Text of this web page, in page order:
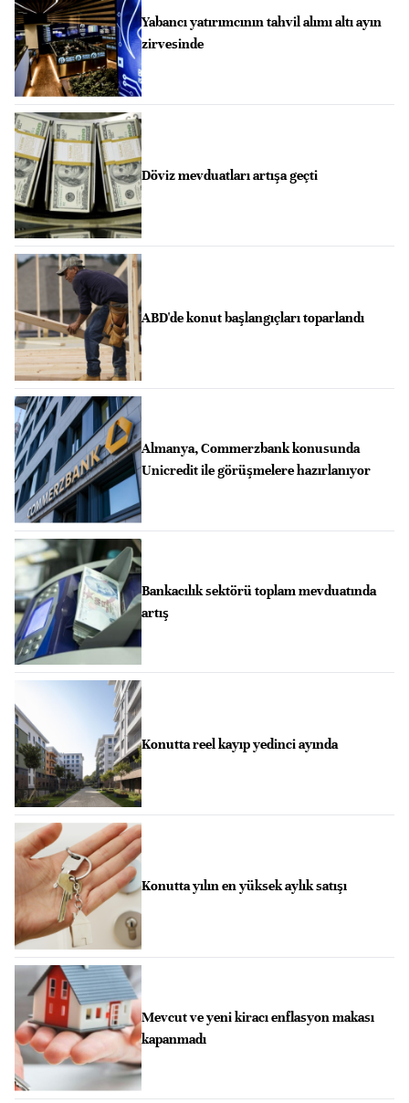
Yabancı yatırımcının tahvil alımı altı ayın
zirvesinde
Döviz mevduatları artışa geçti
ABD'de konut başlangıçları toparlandı
Almanya, Commerzbank konusunda
Unicredit ile görüşmelere hazırlanıyor
Bankacılık sektörü toplam mevduatında
artış
Konutta reel kayıp yedinci ayında
Konutta yılın en yüksek aylık satışı
Mevcut ve yeni kiracı enflasyon makası
kapanmadı